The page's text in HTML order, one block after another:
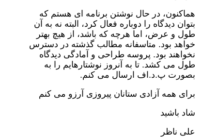
هماکنون، در حال نوشتن برنامه ای هستم که
بتوان دیدگاه را دوباره فعال کرد، البته نه به آن
طول و عرض، اما هرچه که باشد، از هیچ بهتر
خواهد بود. متاسفانه مطالب گذشته در دسترس
نخواهند بود. پروسه طراحی و آمادگی دیدگاه
طول می کشد. تا به آنروز نوشتارهایم را به
بصورت پ.د.اف ارسال می کنم.
برای همه آزادی ستانان پیروزی آرزو می کنم
شاد باشید
علی ناظر